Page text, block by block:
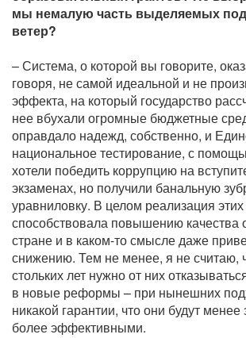
мы немалую часть выделяемых под
ветер?
– Система, о которой вы говорите,
говоря, не самой идеальной и не
эффекта, на который государство
нее вбухали огромные бюджетные
оправдало надежд, собственно, и
национальное тестирование, с
хотели победить коррупцию на
экзаменах, но получили банальную
уравниловку. В целом реализация
способствовала повышению качества
стране и в каком-то смысле даже
снижению. Тем не менее, я не считаю,
стольких лет нужно от них
в новые реформы – при нынешних
никакой гарантии, что они будут
более эффективными.